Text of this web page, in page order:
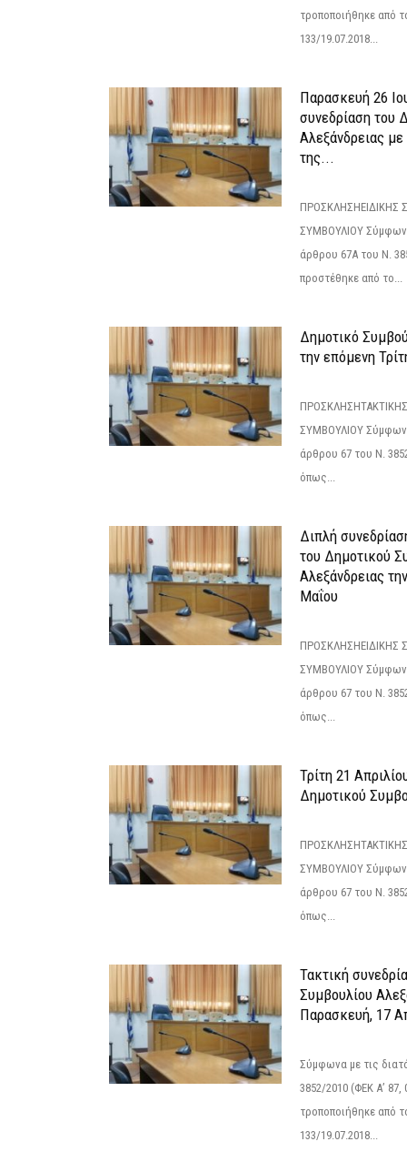
τροποποιήθηκε από
133/19.07.2018...
Παρασκευή 26
συνεδρίαση του
Αλεξάνδρειας
της...
ΠΡΟΣΚΛΗΣΗΕΙΔΙΚΗΣ
ΣΥΜΒΟΥΛΙΟΥ
άρθρου 67Α του Ν.
προστέθηκε από το...
Δημοτικό
την επόμενη
ΣΥΜΒΟΥΛΙΟΥ
άρθρου 67 του Ν.
όπως...
Διπλή
του Δημοτικού
Αλεξάνδρειας
Μαΐου
ΠΡΟΣΚΛΗΣΗΕΙΔΙΚΗΣ
ΣΥΜΒΟΥΛΙΟΥ
άρθρου 67 του Ν.
όπως...
Τρίτη 21
Δημοτικού
ΣΥΜΒΟΥΛΙΟΥ
άρθρου 67 του Ν.
όπως...
Τακτική
Συμβουλίου
Παρασκευή, 17
Σύμφωνα με τις
3852/2010 (ΦΕΚ Α’ 87,
τροποποιήθηκε από
133/19.07.2018...